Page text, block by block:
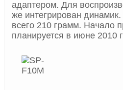
адаптером. Для
же интегрирован
всего 210 грамм. Начало
планируется в июне 2010